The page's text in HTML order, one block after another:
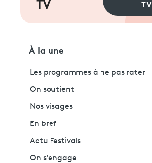
TV
TV
À la une
Les programmes à ne pas rater
On soutient
Nos visages
En bref
Actu Festivals
On s'engage